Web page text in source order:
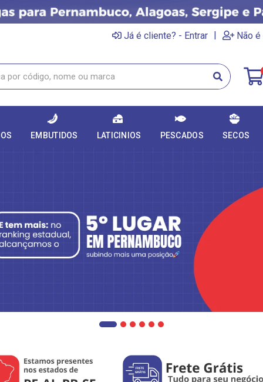
Já é cliente? - Entrar | Não
EMBUTIDOS LATICINIOS PESCADOS SECOS